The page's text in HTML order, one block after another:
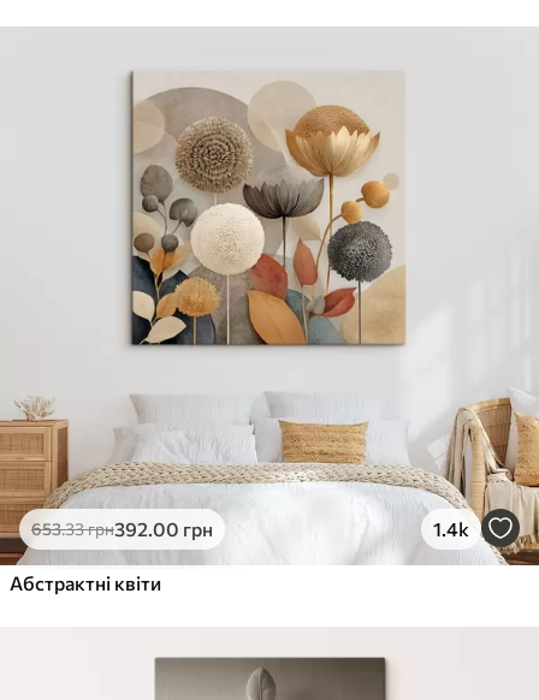
Від290.00грн
Яскраві, насичені кольори
Стійкість до вицвітання
Безпечне чорнило без запаху
Поверхня з текстурою полотна
Екологічний матеріал
грн
Яскраві, насичені кольори
Стійкість до вицвітання
✓ Поверхня з текстурою полотна
✗ Екологічний матеріал
Еко-Преміум
.00грн
✓Яскраві, насичені кольори
Поверхня з текстурою полотна
653.33грн392.00 грн 1.4k
Абстрактні квіти